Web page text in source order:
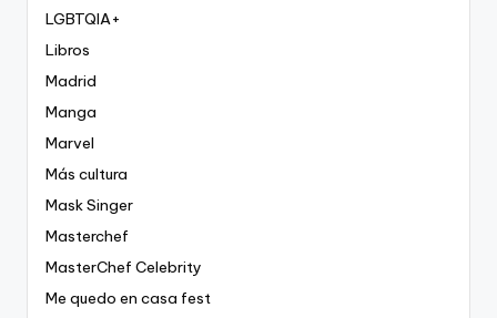
LGBTQIA+
Libros
Madrid
Manga
Marvel
Más cultura
Mask Singer
Masterchef
MasterChef Celebrity
Me quedo en casa fest